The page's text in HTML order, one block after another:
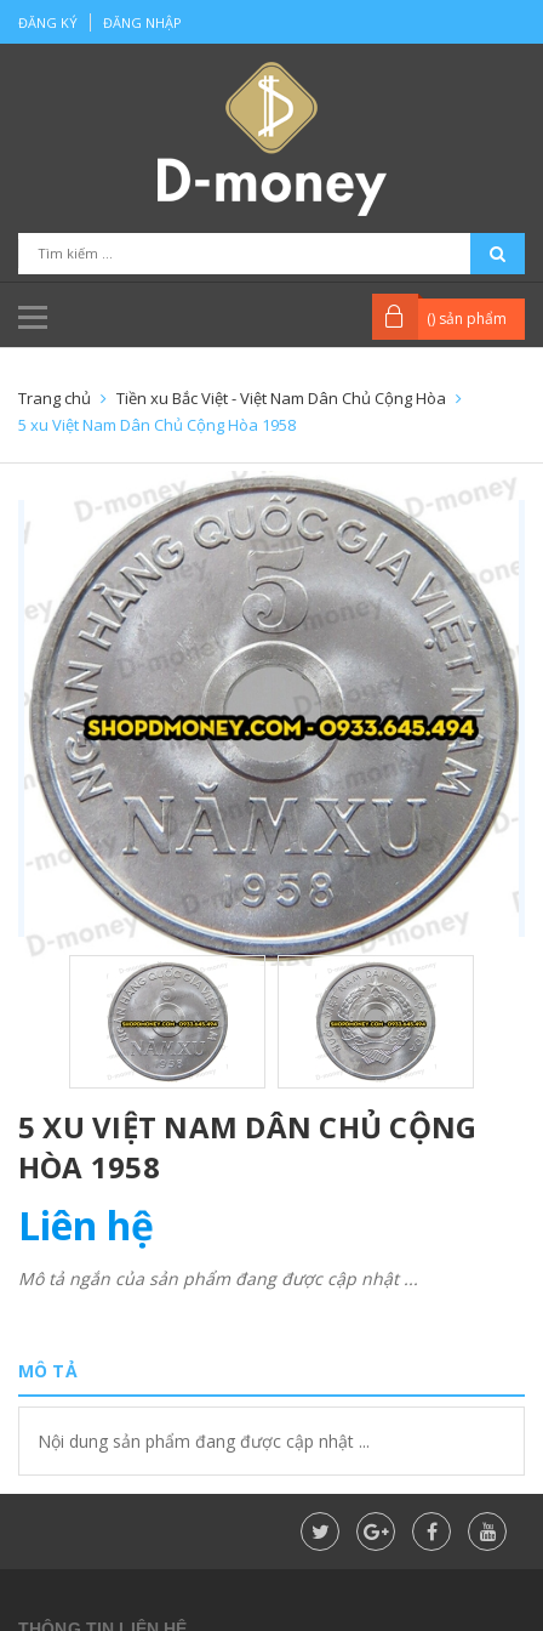
ĐĂNG KÝ ĐĂNG NHẬP
() sản phẩm
Trang chủ
Tiền xu Bắc Việt - Việt Nam Dân Chủ Cộng Hòa
5 xu Việt Nam Dân Chủ Cộng Hòa 1958
5 XU VIỆT NAM DÂN CHỦ CỘNG
HÒA 1958
Liên hệ
Mô tả ngắn của sản phẩm đang được cập nhật ...
MÔ TẢ
Nội dung sản phẩm đang được cập nhật ...